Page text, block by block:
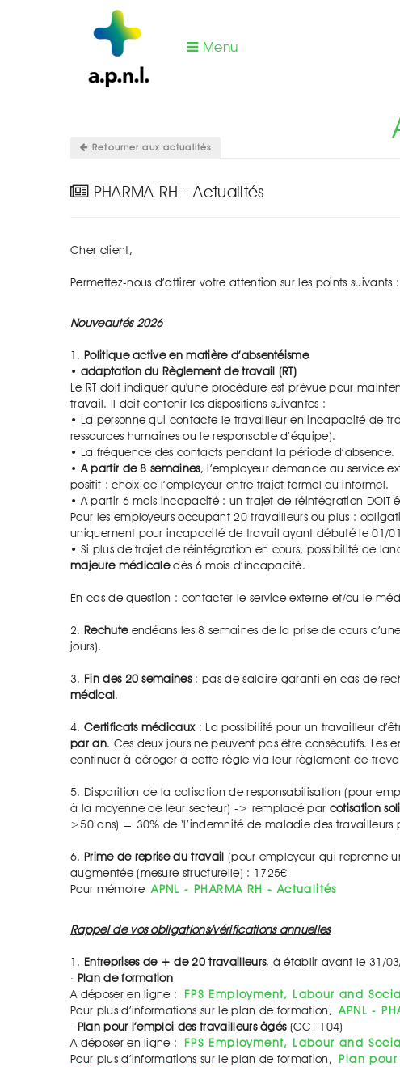
Menu
Retourner aux actualités
PHARMA RH - Actualités
Cher client,
Permettez-nous d’attirer votre attention sur les points suivants :
Nouveautés 2026
1. Politique active en matière d’absentéisme
• adaptation du Règlement de travail (RT)
Le RT doit indiquer qu'une procédure est prévue pour
travail. Il doit contenir les dispositions suivantes :
• La personne qui contacte le travailleur en incapacité de
ressources humaines ou le responsable d’équipe).
• La fréquence des contacts pendant la période d’absence.
• A partir de 8 semaines, l’employeur demande au service
positif : choix de l’employeur entre trajet formel ou informel.
• A partir 6 mois incapacité : un trajet de réintégration DOIT
Pour les employeurs occupant 20 travailleurs ou plus :
uniquement pour incapacité de travail ayant débuté le 01/
• Si plus de trajet de réintégration en cours, possibilité de
majeure médicaledès 6 mois d’incapacité.
En cas de question : contacter le service externe et/ou le
2. Rechuteendéans les 8 semaines de la prise de cours
jours).
3. Fin des 20 semaines: pas de salaire garanti en cas de
médical.
4. Certificats médicaux: La possibilité pour un travailleur
par an. Ces deux jours ne peuvent pas être consécutifs. Les
continuer à déroger à cette règle via leur règlement de
5. Disparition de la cotisation de responsabilisation (pour
à la moyenne de leur secteur) -> remplacé par cotisation
>50 ans) = 30% de ‘l’indemnité de maladie des
6. Prime de reprise du travail (pour employeur qui reprenne
augmentée (mesure structurelle) : 1725€
Pour mémoireAPNL - PHARMA RH - Actualités
Rappel de vos obligations/vérifications annuelles
1. Entreprises de + de 20 travailleurs, à établir avant le 31/
· Plan de formation
A déposer en ligne : FPS Employment, Labour and
Pour plus d’informations sur le plan de formation,APNL -
· Plan pour l’emploi des travailleurs âgés(CCT 104)
A déposer en ligne : FPS Employment, Labour and
Pour plus d’informations sur le plan de formation, Plan